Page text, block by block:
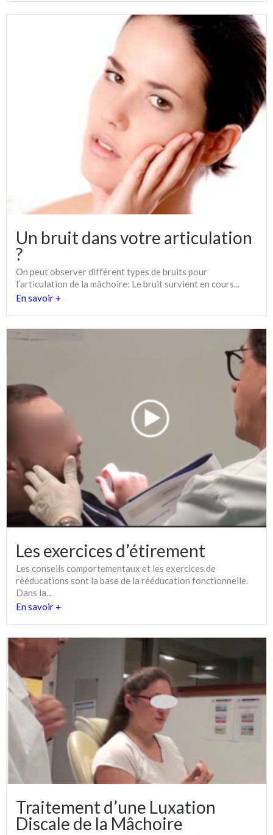
Un bruit dans votre articulation
?
On peut observer différent types de bruits pour
l’articulation de la mâchoire: Le bruit survient en cours...
En savoir +
Les exercices d’étirement
Les conseils comportementaux et les exercices de
rééducations sont la base de la rééducation fonctionnelle.
Dans la...
En savoir +
Traitement d’une Luxation
Discale de la Mâchoire